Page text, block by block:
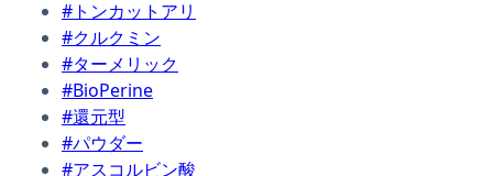
#トンカットアリ
#クルクミン
#ターメリック
#BioPerine
#還元型
#パウダー
#アスコルビン酸